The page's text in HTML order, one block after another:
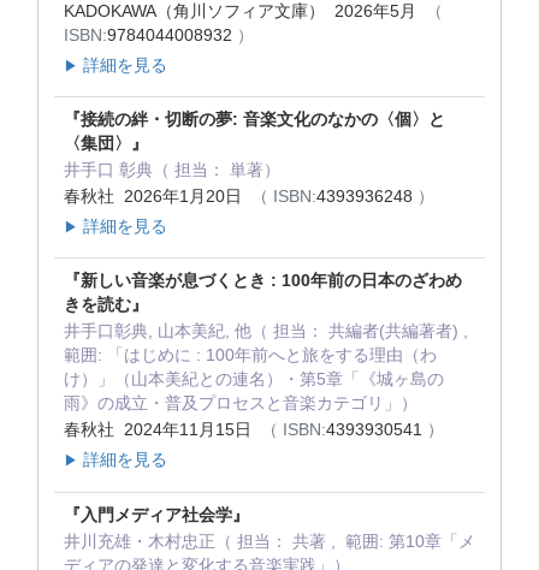
KADOKAWA（角川ソフィア文庫） 2026年5月
（
ISBN:9784044008932 ）
▶ 詳細を見る
『接続の絆・切断の夢: 音楽文化のなかの〈個〉と
〈集団〉』
井手口 彰典（ 担当： 単著）
春秋社 2026年1月20日
（ ISBN:4393936248 ）
▶ 詳細を見る
『新しい音楽が息づくとき : 100年前の日本のざわめ
きを読む』
井手口彰典, 山本美紀, 他（ 担当： 共編者(共編著者) ,
範囲: 「はじめに : 100年前へと旅をする理由（わ
け）」（山本美紀との連名）・第5章「《城ヶ島の
雨》の成立・普及プロセスと音楽カテゴリ」）
春秋社 2024年11月15日
（ ISBN:4393930541 ）
▶ 詳細を見る
『入門メディア社会学』
井川充雄・木村忠正（ 担当： 共著 , 範囲: 第10章「メ
ディアの発達と変化する音楽実践」）